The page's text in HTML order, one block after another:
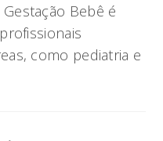
Bebê é
como pediatria e